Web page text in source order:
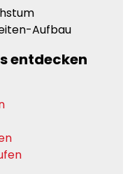
Aufbau
entdecken